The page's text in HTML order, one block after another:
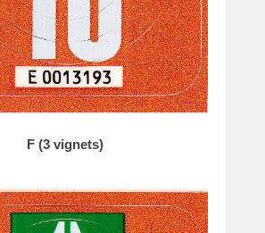
F (3 vignets)